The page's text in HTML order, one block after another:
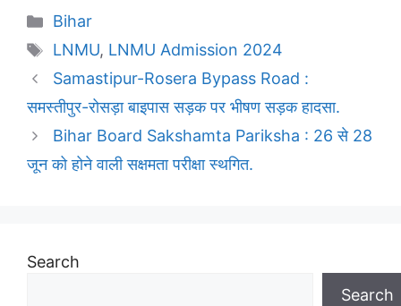
Categories
Bihar
Tags
LNMU, LNMU Admission 2024
Samastipur-Rosera Bypass Road :
समस्तीपुर-रोसड़ा बाइपास सड़क पर भीषण सड़क हादसा.
Bihar Board Sakshamta Pariksha : 26 से 28
जून को होने वाली सक्षमता परीक्षा स्थगित.
Search
Search